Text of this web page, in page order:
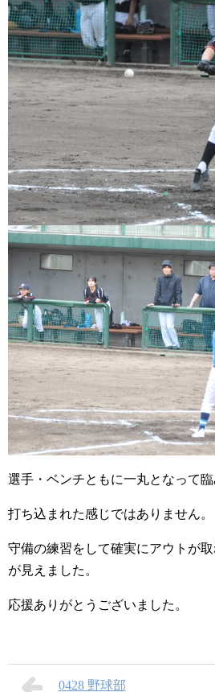
選手・ベンチともに一丸となって臨
打ち込まれた感じではありません。
守備の練習をして確実にアウトが
が見えました。
応援ありがとうございました。
0428 野球部